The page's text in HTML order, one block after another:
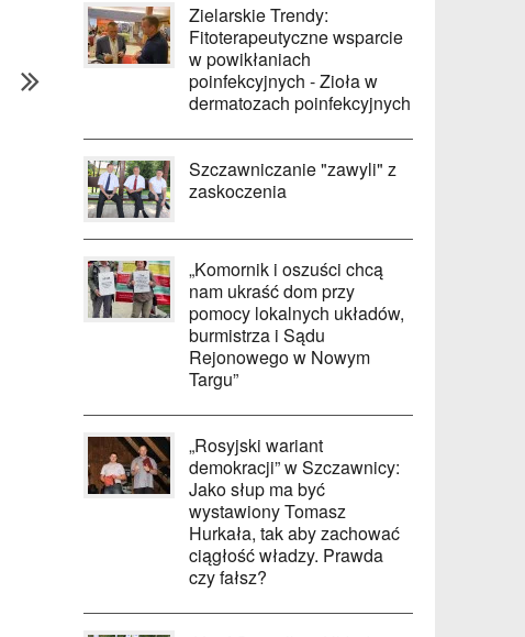
Zielarskie Trendy:
Fitoterapeutyczne wsparcie
w powikłaniach
poinfekcyjnych - Zioła w
dermatozach poinfekcyjnych
Szczawniczanie "zawyli" z
zaskoczenia
„Komornik i oszuści chcą
nam ukraść dom przy
pomocy lokalnych układów,
burmistrza i Sądu
Rejonowego w Nowym
Targu”
„Rosyjski wariant
demokracji” w Szczawnicy:
Jako słup ma być
wystawiony Tomasz
Hurkała, tak aby zachować
ciągłość władzy. Prawda
czy fałsz?